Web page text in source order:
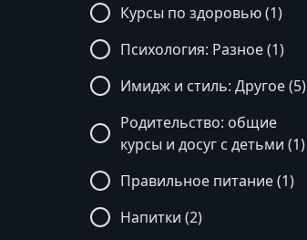
Курсы по здоровью (1)
Психология: Разное (1)
Имидж и стиль: Другое (5)
Родительство: общие
курсы и досуг с детьми (1)
Правильное питание (1)
Напитки (2)